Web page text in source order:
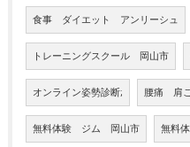
食事 ダイエット アンリーシュ
トレーニングスクール 岡山市
オンライン姿勢診断; 腰痛 肩
無料体験 ジム 岡山市 無料